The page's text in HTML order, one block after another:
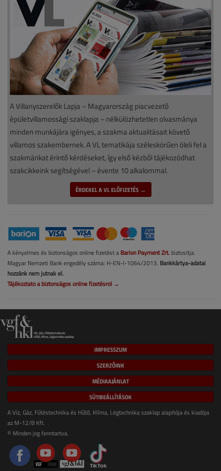
A Villanyszerelők Lapja – Magyarország piacvezető
épületvillamossági szaklapja – nélkülözhetetlen olvasmánya
minden munkájára igényes, a szakma aktualitásait követő
villamos szakembernek. A VL tematikája széleskörűen öleli fel a
szakmánkat érintő kérdéseket, így első kézből tájékozódhat
szakcikkeink segítségével – évente 10 alkalommal.
ÉRDEKEL A VL ELŐFIZETÉS →
A kényelmes és biztonságos online fizetést a Barion Payment Zrt. biztosítja.
Magyar Nemzeti Bank engedély száma: H-EN-I-1064/2013. Bankkártya-adatai
hozzánk nem jutnak el.
Tájékoztató a biztonságos online fizetésről →
IMPRESSZUM
SZERZŐINK
MÉDIAAJÁNLAT
SÜTIBEÁLLÍTÁSOK
A Víz, Gáz, Fűtéstechnika és Hűtő, Klíma, Légtechnika szaklap alapítója és kiadója
az M-12/B Kft.
© Minden jog fenntartva.